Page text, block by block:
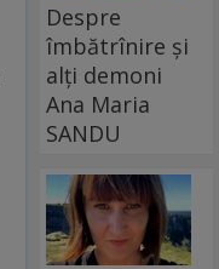
Despre
îmbătrînire și
alți demoni
Ana Maria
SANDU